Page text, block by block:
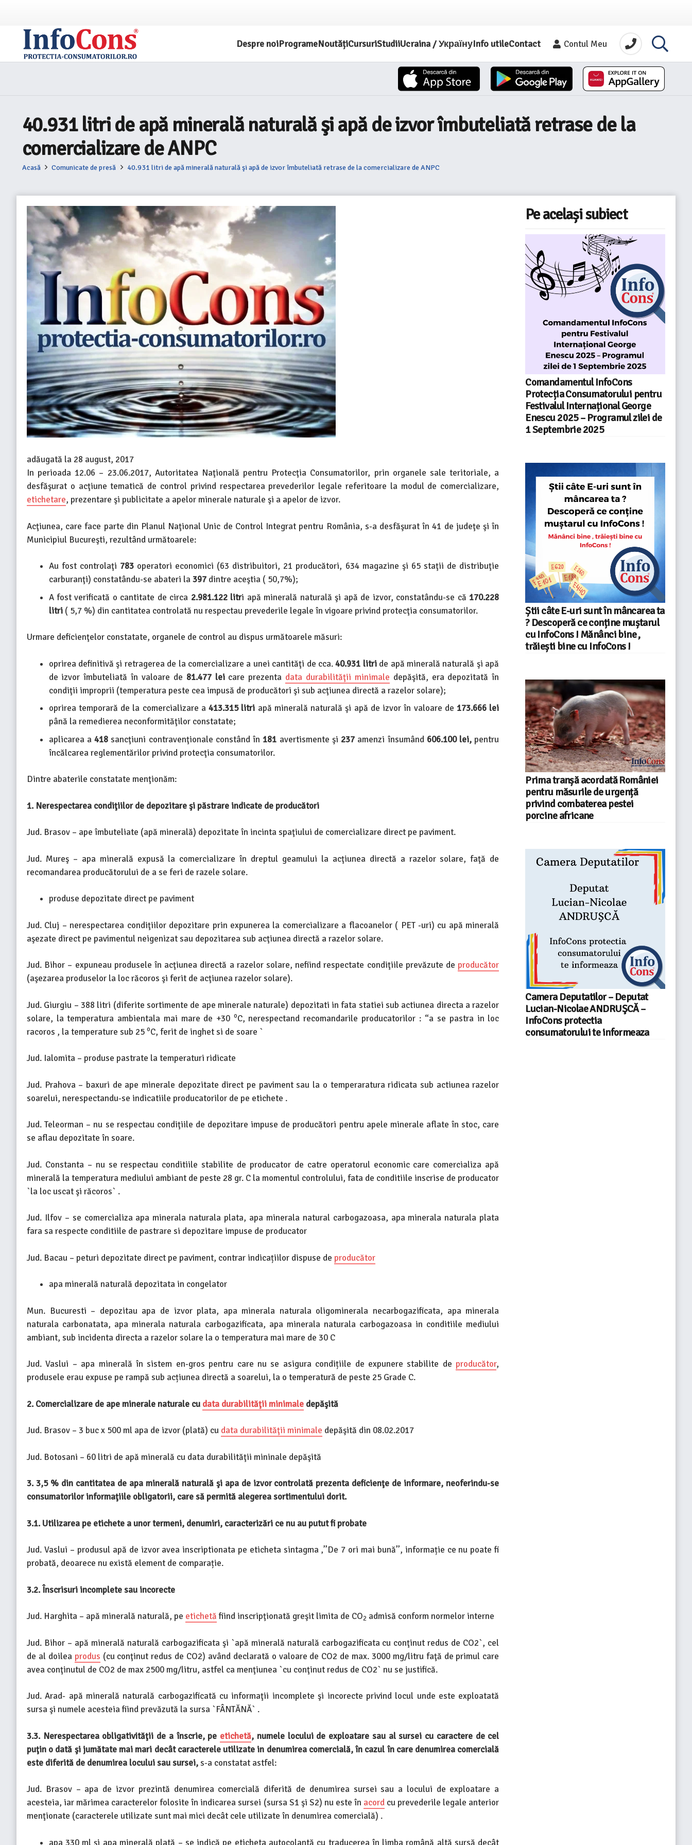
Despre noiProgrameNoutățiCursuriStudiiUcraina / УкраїнуInfo utileContact Contul Meu
40.931 litri de apă minerală naturală şi apă de izvor îmbuteliată retrase de la
comercializare de ANPC
Acasă Comunicate de presă 40.931 litri de apă minerală naturală şi apă de izvor îmbuteliată retrase de la comercializare de ANPC
adăugată la 28 august, 2017
In perioada 12.06 – 23.06.2017, Autoritatea Naţională pentru Protecţia Consumatorilor, prin organele sale teritoriale, a
desfăşurat o acţiune tematică de control privind respectarea prevederilor legale referitoare la modul de comercializare,
etichetare, prezentare şi publicitate a apelor minerale naturale şi a apelor de izvor.
Acţiunea, care face parte din Planul Naţional Unic de Control Integrat pentru România, s-a desfăşurat în 41 de judeţe şi în
Municipiul Bucureşti, rezultând următoarele:
Au fost controlaţi 783operatori economici (63 distribuitori, 21 producători, 634 magazine şi 65 staţii de distribuţie
carburanţi) constatându-se abateri la 397 dintre aceştia ( 50,7%);
A fost verificată o cantitate de circa 2.981.122 litri apă minerală naturală şi apă de izvor, constatându-se că 170.228
litri( 5,7 %) din cantitatea controlată nu respectau prevederile legale în vigoare privind protecţia consumatorilor.
Urmare deficienţelor constatate, organele de control au dispus următoarele măsuri:
oprirea definitivă şi retragerea de la comercializare a unei cantităţi de cca.40.931 litride apă minerală naturală şi apă
de izvor îmbuteliată în valoare de 81.477 leicare prezenta data durabilităţii minimale depăşită, era depozitată în
condiţii improprii (temperatura peste cea impusă de producători şi sub acţiunea directă a razelor solare);
oprirea temporară de la comercializare a 413.315 litri apă minerală naturală şi apă de izvor în valoare de 173.666 lei
până la remedierea neconformităţilor constatate;
aplicarea a 418 sancţiuni contravenţionale constând în 181 avertismente şi 237 amenzi însumând 606.100 lei, pentru
încălcarea reglementărilor privind protecţia consumatorilor.
Dintre abaterile constatate menţionăm:
1. Nerespectarea condiţiilor de depozitare şi păstrare indicate de producători
Jud. Brasov – ape îmbuteliate (apă minerală) depozitate în incinta spaţiului de comercializare direct pe paviment.
Jud. Mureş – apa minerală expusă la comercializare în dreptul geamului la acţiunea directă a razelor solare, faţă de
recomandarea producătorului de a se feri de razele solare.
produse depozitate direct pe paviment
Jud. Cluj – nerespectarea condiţiilor depozitare prin expunerea la comercializare a flacoanelor ( PET -uri) cu apă minerală
aşezate direct pe pavimentul neigenizat sau depozitarea sub acţiunea directă a razelor solare.
Jud. Bihor – expuneau produsele în acţiunea directă a razelor solare, nefiind respectate condiţiile prevăzute de producător
(aşezarea produselor la loc răcoros şi ferit de acţiunea razelor solare).
Jud. Giurgiu – 388 litri (diferite sortimente de ape minerale naturale) depozitati in fata statiei sub actiunea directa a razelor
solare, la temperatura ambientala mai mare de +30 oC, nerespectand recomandarile producatorilor : “a se pastra in loc
racoros , la temperature sub 25 oC, ferit de inghet si de soare `
Jud. Ialomita – produse pastrate la temperaturi ridicate
Jud. Prahova – baxuri de ape minerale depozitate direct pe paviment sau la o temperaratura ridicata sub actiunea razelor
soarelui, nerespectandu-se indicatiile producatorilor de pe etichete .
Jud. Teleorman – nu se respectau condiţiile de depozitare impuse de producători pentru apele minerale aflate în stoc, care
se aflau depozitate în soare.
Jud. Constanta – nu se respectau conditiile stabilite de producator de catre operatorul economic care comercializa apă
minerală la temperatura mediului ambiant de peste 28 gr. C la momentul controlului, fata de conditiile inscrise de producator
`la loc uscat şi răcoros` .
Jud. Ilfov – se comercializa apa minerala naturala plata, apa minerala natural carbogazoasa, apa minerala naturala plata
fara sa respecte conditiile de pastrare si depozitare impuse de producator
Jud. Bacau – peturi depozitate direct pe paviment, contrar indicațiilor dispuse de producător
apa minerală naturală depozitata in congelator
Mun. Bucuresti – depozitau apa de izvor plata, apa minerala naturala oligominerala necarbogazificata, apa minerala
naturala carbonatata, apa minerala naturala carbogazificata, apa minerala naturala carbogazoasa in conditiile mediului
ambiant, sub incidenta directa a razelor solare la o temperatura mai mare de 30 C
Jud. Vaslui – apa minerală în sistem en-gros pentru care nu se asigura condițiile de expunere stabilite de producător,
produsele erau expuse pe rampă sub acțiunea directă a soarelui, la o temperatură de peste 25 Grade C.
2. Comercializare de ape minerale naturale cu data durabilităţii minimale depăşită
Jud. Brasov – 3 buc x 500 ml apa de izvor (plată) cu data durabilităţii minimale depăşită din 08.02.2017
Jud. Botosani – 60 litri de apă minerală cu data durabilităţii mininale depăşită
3. 3,5 % din cantitatea de apa minerală naturală şi apa de izvor controlată prezenta deficienţe de informare, neoferindu-se
consumatorilor informaţiile obligatorii, care să permită alegerea sortimentului dorit.
3.1. Utilizarea pe etichete a unor termeni, denumiri, caracterizări ce nu au putut fi probate
Jud. Vaslui – produsul apă de izvor avea inscriptionata pe eticheta sintagma ‚’’De 7 ori mai bună’’, informație ce nu poate fi
probată, deoarece nu există element de comparație.
3.2. Înscrisuri incomplete sau incorecte
Jud. Harghita – apă minerală naturală, pe etichetăfiind inscripţionată greşit limita de CO2 admisă conform normelor interne
Jud. Bihor – apă minerală naturală carbogazificata şi `apă minerală naturală carbogazificata cu conţinut redus de CO2`, cel
de al doilea produs (cu conţinut redus de CO2) având declarată o valoare de CO2 de max. 3000 mg/litru faţă de primul care
avea conţinutul de CO2 de max 2500 mg/litru, astfel ca menţiunea `cu conţinut redus de CO2` nu se justifică.
Jud. Arad- apă minerală naturală carbogazificată cu informaţii incomplete şi incorecte privind locul unde este exploatată
sursa şi numele acesteia fiind prevăzută la sursa `FÂNTĂNĂ` .
3.3. Nerespectarea obligativităţii de a înscrie, pe etichetă, numele locului de exploatare sau al sursei cu caractere de cel
puţin o dată şi jumătate mai mari decât caracterele utilizate in denumirea comercială, în cazul în care denumirea comercială
este diferită de denumirea locului sau sursei, s-a constatat astfel:
Jud. Brasov – apa de izvor prezintă denumirea comercială diferită de denumirea sursei sau a locului de exploatare a
acesteia, iar mărimea caracterelor folosite în indicarea sursei (sursa S1 şi S2) nu este în acord cu prevederile legale anterior
menţionate (caracterele utilizate sunt mai mici decât cele utilizate în denumirea comercială) .
apa 330 ml şi apa minerală plată – se indică pe eticheta autocolantă cu traducerea în limba română altă sursă decât
Pe același subiect
Comandamentul InfoCons
Protecția Consumatorului pentru
Festivalul Internațional George
Enescu 2025 – Programul zilei de
1 Septembrie 2025
Știi câte E-uri sunt în mâncarea ta
? Descoperă ce conține muștarul
cu InfoCons ! Mănânci bine ,
trăiești bine cu InfoCons !
Prima tranșă acordată României
pentru măsurile de urgență
privind combaterea pestei
porcine africane
Camera Deputatilor – Deputat
Lucian-Nicolae ANDRUŞCĂ –
InfoCons protectia
consumatorului te informeaza